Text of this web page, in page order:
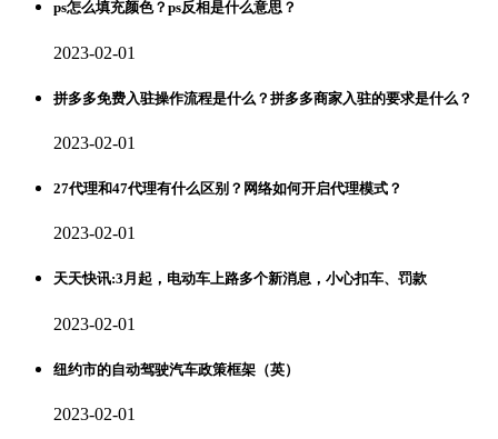
ps怎么填充颜色？ps反相是什么意思？
2023-02-01
拼多多免费入驻操作流程是什么？拼多多商家入驻的要求是什么？
2023-02-01
27代理和47代理有什么区别？网络如何开启代理模式？
2023-02-01
天天快讯:3月起，电动车上路多个新消息，小心扣车、罚款
2023-02-01
纽约市的自动驾驶汽车政策框架（英）
2023-02-01